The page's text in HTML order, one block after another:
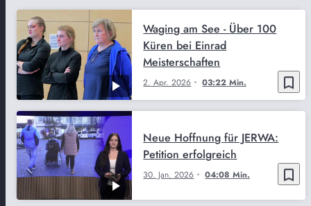
bookmark_border
2. Apr. 2026 03:22 Min.
Waging am See - Über 100
Küren bei Einrad
Meisterschaften
bookmark_border
30. Jan. 2026 04:08 Min.
Neue Hoffnung für JERWA:
Petition erfolgreich